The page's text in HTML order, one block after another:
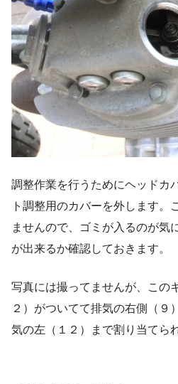
調整作業を行うためにヘッドカ
ト調整用のカバーを外します。
ませんので、ゴミが入るのが気
が出来るか確認しておきます。
写真には撮ってませんが、この
２）がついてて排気の右側（９
気の左（１２）まで割り当てら